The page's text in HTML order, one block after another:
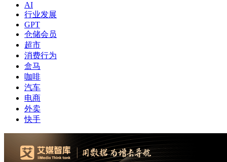
AI
行业发展
GPT
仓储会员
超市
消费行为
盒马
咖啡
汽车
电商
外卖
快手